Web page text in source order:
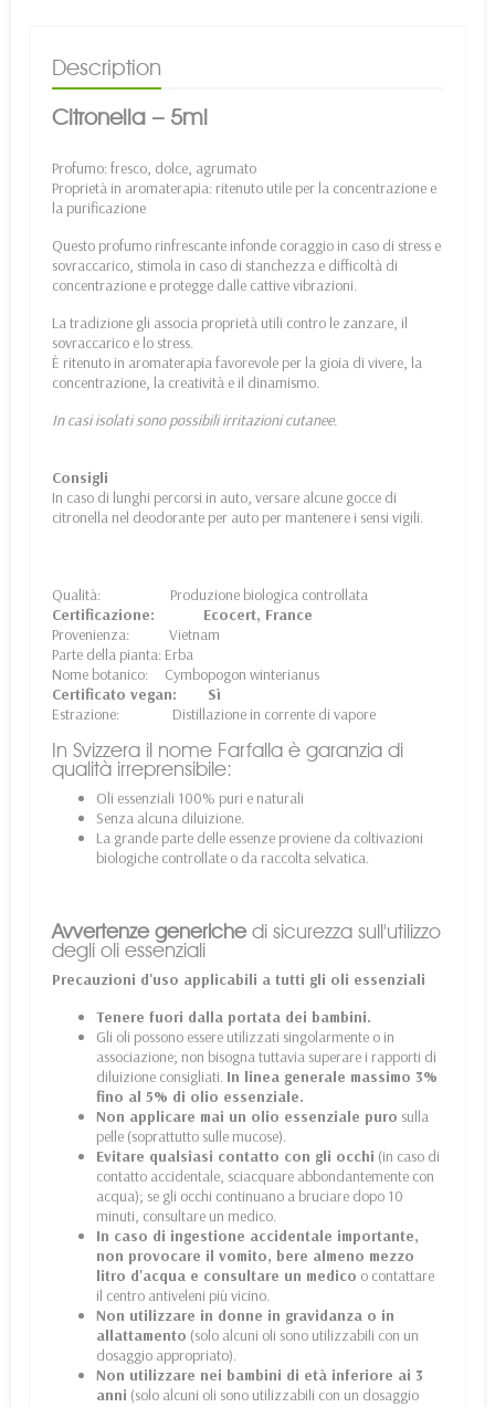
Description
Citronella – 5ml
Profumo: fresco, dolce, agrumato
Proprietà in aromaterapia: ritenuto utile per la concentrazione e
la purificazione
Questo profumo rinfrescante infonde coraggio in caso di stress e
sovraccarico, stimola in caso di stanchezza e difficoltà di
concentrazione e protegge dalle cattive vibrazioni.
La tradizione gli associa proprietà utili contro le zanzare, il
sovraccarico e lo stress.
È ritenuto in aromaterapia favorevole per la gioia di vivere, la
concentrazione, la creatività e il dinamismo.
In casi isolati sono possibili irritazioni cutanee.
Consigli
In caso di lunghi percorsi in auto, versare alcune gocce di
citronella nel deodorante per auto per mantenere i sensi vigili.
Qualità: Produzione biologica controllata
Certificazione: Ecocert, France
Provenienza: Vietnam
Parte della pianta: Erba
Nome botanico: Cymbopogon winterianus
Certificato vegan: Sì
Estrazione: Distillazione in corrente di vapore
In Svizzera il nome Farfalla è garanzia di
qualità irreprensibile:
Oli essenziali 100% puri e naturali
Senza alcuna diluizione.
La grande parte delle essenze proviene da coltivazioni
biologiche controllate o da raccolta selvatica.
Avvertenze generiche di sicurezza sull'utilizzo
degli oli essenziali
Precauzioni d'uso applicabili a tutti gli oli essenziali
Tenere fuori dalla portata dei bambini.
Gli oli possono essere utilizzati singolarmente o in
associazione; non bisogna tuttavia superare i rapporti di
diluizione consigliati. In linea generale massimo 3%
fino al 5% di olio essenziale.
Non applicare mai un olio essenziale puro sulla
pelle (soprattutto sulle mucose).
Evitare qualsiasi contatto con gli occhi (in caso di
contatto accidentale, sciacquare abbondantemente con
acqua); se gli occhi continuano a bruciare dopo 10
minuti, consultare un medico.
In caso di ingestione accidentale importante,
non provocare il vomito, bere almeno mezzo
litro d'acqua e consultare un medico o contattare
il centro antiveleni più vicino.
Non utilizzare in donne in gravidanza o in
allattamento (solo alcuni oli sono utilizzabili con un
dosaggio appropriato).
Non utilizzare nei bambini di età inferiore ai 3
anni (solo alcuni oli sono utilizzabili con un dosaggio